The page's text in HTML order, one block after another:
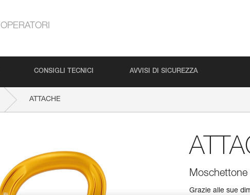
OPERATORI
CONSIGLI TECNICI AVVISI DI SICUREZZA
ATTACHE
Grazie alle sue